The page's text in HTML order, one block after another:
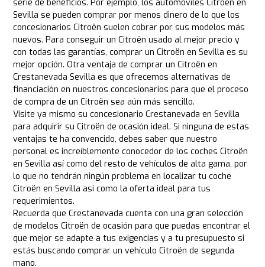
serie de beneficios. Por ejemplo, los automóviles Citroën en
Sevilla se pueden comprar por menos dinero de lo que los
concesionarios Citroën suelen cobrar por sus modelos más
nuevos. Para conseguir un Citroën usado al mejor precio y
con todas las garantías, comprar un Citroën en Sevilla es su
mejor opción. Otra ventaja de comprar un Citroën en
Crestanevada Sevilla es que ofrecemos alternativas de
financiación en nuestros concesionarios para que el proceso
de compra de un Citroën sea aún más sencillo.
Visite ya mismo su concesionario Crestanevada en Sevilla
para adquirir su Citroën de ocasión ideal. Si ninguna de estas
ventajas te ha convencido, debes saber que nuestro
personal es increíblemente conocedor de los coches Citroën
en Sevilla así como del resto de vehículos de alta gama, por
lo que no tendrán ningún problema en localizar tu coche
Citroën en Sevilla así como la oferta ideal para tus
requerimientos.
Recuerda que Crestanevada cuenta con una gran selección
de modelos Citroën de ocasión para que puedas encontrar el
que mejor se adapte a tus exigencias y a tu presupuesto si
estás buscando comprar un vehículo Citroën de segunda
mano.